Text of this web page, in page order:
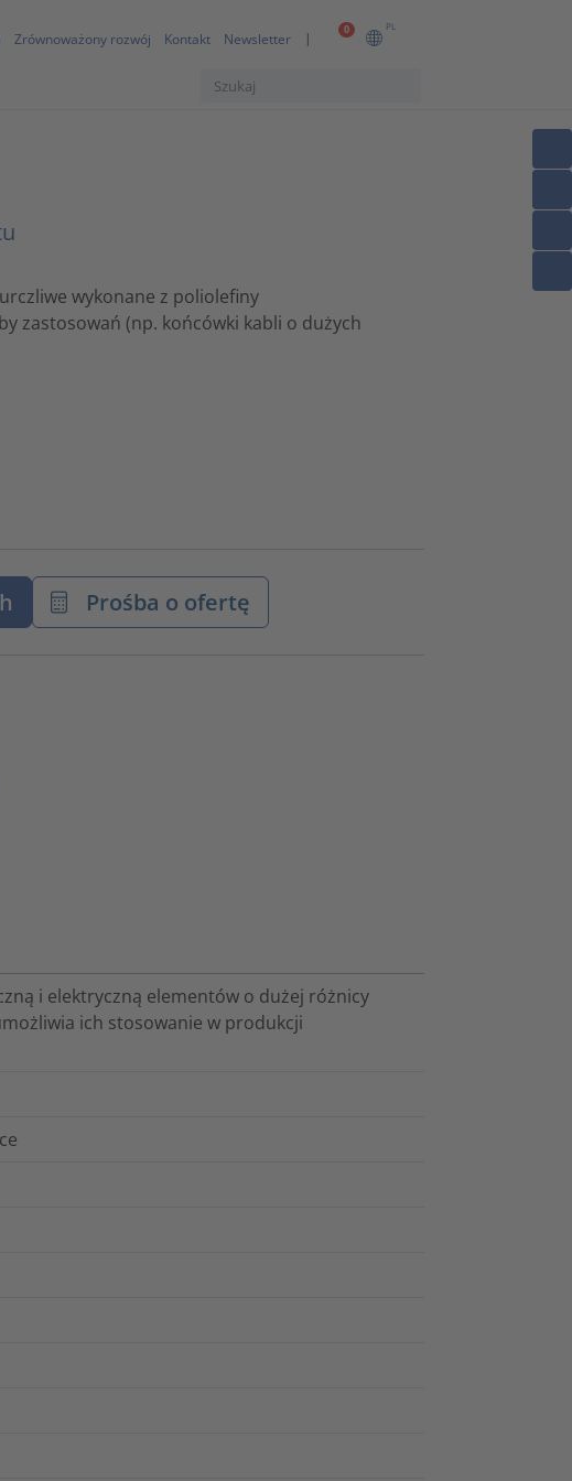
0 PL
Zrównoważony rozwój Kontakt Newsletter
wykonane z poliolefiny
zastosowań (np. końcówki kabli o dużych
Prośba o ofertę
i elektryczną elementów o dużej różnicy
ich stosowanie w produkcji